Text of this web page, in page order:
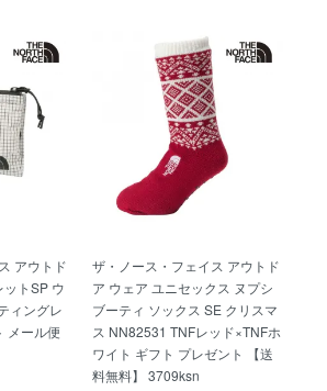
アウトド
トSP ウ
ィングレ
メール便
ザ・ノース・フェイス アウトド
ア ウェア ユニセックス ヌプシ
ブーティ ソックス SE クリスマ
ス NN82531 TNFレッド×TNFホ
ワイト ギフト プレゼント 【送
料無料】 3709ksn